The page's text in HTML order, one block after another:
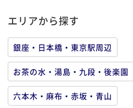
エリアから探す
銀座・日本橋・東京駅周辺
お茶の水・湯島・九段・後楽園
六本木・麻布・赤坂・青山